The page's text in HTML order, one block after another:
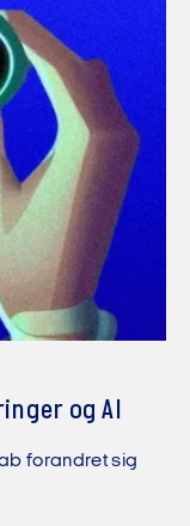
og AI
forandret sig